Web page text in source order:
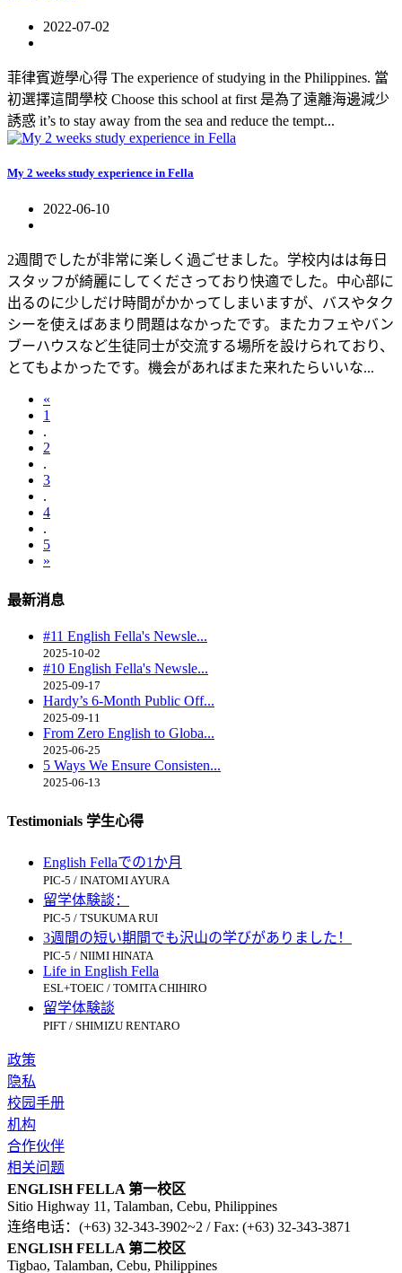
2022-07-02
菲律賓遊學心得 The experience of studying in the Philippines. 當
初選擇這間學校 Choose this school at first 是為了遠離海邊減少
誘惑 it’s to stay away from the sea and reduce the tempt...
My 2 weeks study experience in Fella
2022-06-10
2週間でしたが非常に楽しく過ごせました。学校内はは毎日
スタッフが綺麗にしてくださっており快適でした。中心部に
出るのに少しだけ時間がかかってしまいますが、バスやタク
シーを使えばあまり問題はなかったです。またカフェやバン
ブーハウスなど生徒同士が交流する場所を設けられており、
とてもよかったです。機会があればまた来れたらいいな...
«
1
.
2
.
3
.
4
.
5
»
最新消息
#11 English Fella's Newsle...
2025-10-02
#10 English Fella's Newsle...
2025-09-17
Hardy’s 6-Month Public Off...
2025-09-11
From Zero English to Globa...
2025-06-25
5 Ways We Ensure Consisten...
2025-06-13
Testimonials 学生心得
English Fellaでの1か月
PIC-5 / INATOMI AYURA
留学体験談：
PIC-5 / TSUKUMA RUI
3週間の短い期間でも沢山の学びがありました！
PIC-5 / NIIMI HINATA
Life in English Fella
ESL+TOEIC / TOMITA CHIHIRO
留学体験談
PIFT / SHIMIZU RENTARO
政策
隐私
校园手册
机构
合作伙伴
相关问题
ENGLISH FELLA 第一校区
Sitio Highway 11, Talamban, Cebu, Philippines
连络电话：(+63) 32-343-3902~2 / Fax: (+63) 32-343-3871
ENGLISH FELLA 第二校区
Tigbao, Talamban, Cebu, Philippines